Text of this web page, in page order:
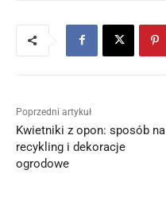
Poprzedni artykuł
Kwietniki z opon: sposób na
recykling i dekoracje
ogrodowe